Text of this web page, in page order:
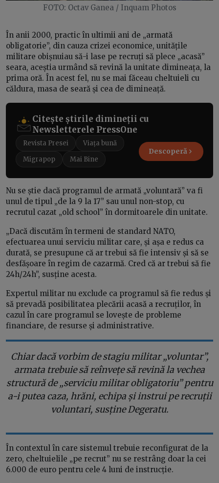
FOTO: Octav Ganea / Inquam Photos
În anii 2000, practic în ultimii ani de „armată
obligatorie”, din cauza crizei economice, unitățile
militare obișnuiau să-i lase pe recruți să plece „acasă”
seara, aceștia urmând să revină la unitate dimineața, la
prima oră. În acest fel, nu se mai făceau cheltuieli cu
căldura, masa de seară și cea de dimineață.
Citește știrile dimineții cu
Newsletterele PressOne
Revista Presei
Viața bună
Migrapop
Mai Bine
Descoperă
Nu se știe dacă programul de armată „voluntară” va fi
unul de tipul „de la 9 la 17” sau unul non-stop, cu
recrutul cazat „old school” în dormitoarele din unitate.
„Dacă discutăm în termeni de standard NATO,
efectuarea unui serviciu militar care, și așa e redus ca
durată, se presupune că ar trebui să fie intensiv și să se
desfășoare în regim de cazarmă. Cred că ar trebui să fie
24h/24h”, susține acesta.
Expertul militar nu exclude ca programul să fie redus și
să prevadă posibilitatea plecării acasă a recruților, în
cazul în care programul se lovește de probleme
financiare, de resurse și administrative.
Chiar dacă vorbim de stagiu militar „voluntar”,
armata trebuie să reînvețe să revină la vechea
structură de „serviciu militar obligatoriu” pentru
a-i putea caza, hrăni, echipa și instrui pe recruții
voluntari, susține Degeratu.
În contextul în care sistemul trebuie reconfigurat de la
zero, cheltuielile „pe recrut” nu se restrâng doar la cei
6.000 de euro pentru cele 4 luni de instrucție.